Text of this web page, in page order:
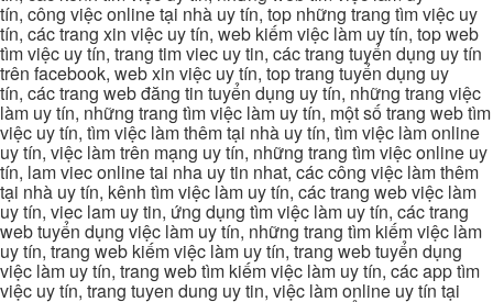
tín, công việc online tại nhà uy tín, top những trang tìm việc uy
tín, các trang xin việc uy tín, web kiếm việc làm uy tín, top web
tìm việc uy tín, trang tim viec uy tin, các trang tuyển dụng uy tín
trên facebook, web xin việc uy tín, top trang tuyển dụng uy
tín, các trang web đăng tin tuyển dụng uy tín, những trang việc
làm uy tín, những trang tìm việc làm uy tín, một số trang web tìm
việc uy tín, tìm việc làm thêm tại nhà uy tín, tìm việc làm online
uy tín, việc làm trên mạng uy tín, những trang tìm việc online uy
tín, lam viec online tai nha uy tin nhat, các công việc làm thêm
tại nhà uy tín, kênh tìm việc làm uy tín, các trang web việc làm
uy tín, viec lam uy tin, ứng dụng tìm việc làm uy tín, các trang
web tuyển dụng việc làm uy tín, những trang tìm kiếm việc làm
uy tín, trang web kiếm việc làm uy tín, trang web tuyển dụng
việc làm uy tín, trang web tìm kiếm việc làm uy tín, các app tìm
việc uy tín, trang tuyen dung uy tin, việc làm online uy tín tại